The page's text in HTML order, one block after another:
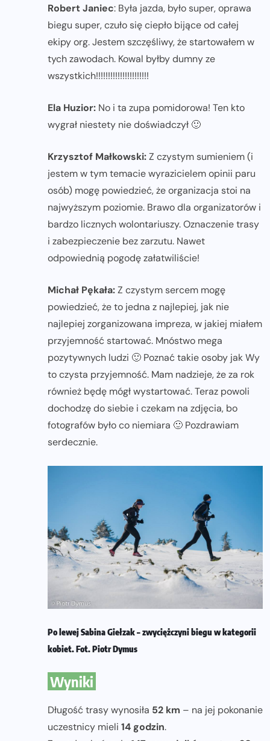
Robert Janiec: Była jazda, było super, oprawa
biegu super, czuło się ciepło bijące od całej
ekipy org. Jestem szczęśliwy, że startowałem w
tych zawodach. Kowal byłby dumny ze
wszystkich!!!!!!!!!!!!!!!!!!!!!!
Ela Huzior: No i ta zupa pomidorowa! Ten kto
wygrał niestety nie doświadczył 🙂
Krzysztof Małkowski:Z czystym sumieniem (i
jestem w tym temacie wyrazicielem opinii paru
osób) mogę powiedzieć, że organizacja stoi na
najwyższym poziomie. Brawo dla organizatorów i
bardzo licznych wolontariuszy. Oznaczenie trasy
i zabezpieczenie bez zarzutu. Nawet
odpowiednią pogodę załatwiliście!
Michał Pękała:Z czystym sercem mogę
powiedzieć, że to jedna z najlepiej, jak nie
najlepiej zorganizowana impreza, w jakiej miałem
przyjemność startować. Mnóstwo mega
pozytywnych ludzi 🙂 Poznać takie osoby jak Wy
to czysta przyjemność. Mam nadzieje, że za rok
również będę mógł wystartować. Teraz powoli
dochodzę do siebie i czekam na zdjęcia, bo
fotografów było co niemiara 🙂 Pozdrawiam
serdecznie.
Po lewej Sabina Giełzak – zwyciężczyni biegu w kategorii
kobiet. Fot. Piotr Dymus
Wyniki
Długość trasy wynosiła 52 km – na jej pokonanie
uczestnicy mieli 14 godzin.